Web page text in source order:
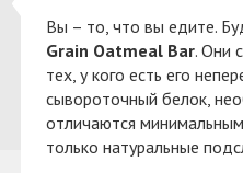
Вы – то, что вы едите.
Grain Oatmeal Bar. Они
тех, у кого есть его
сывороточный белок,
отличаются
только натуральные